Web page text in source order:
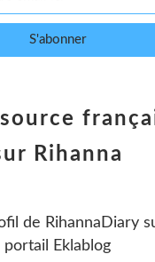
Rihanna
de RihannaDiary
portail Eklablog